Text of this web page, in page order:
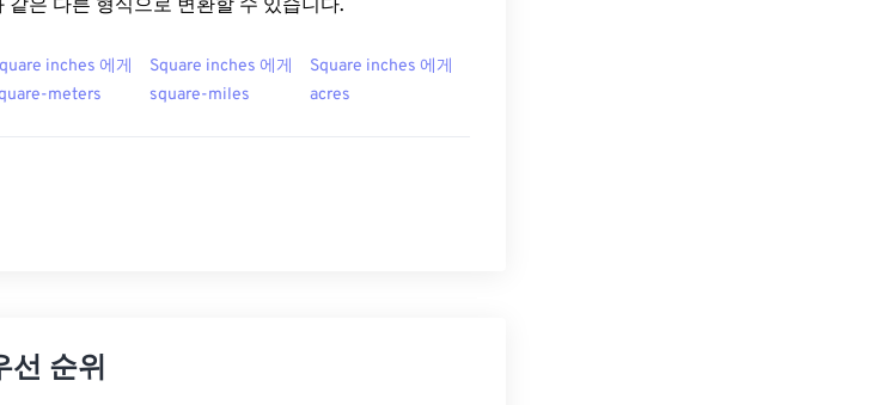
은 다른 형식으로 변환할 수 있습니다.
inches 에게
meters
Square inches 에게
square-miles
Square inches 에게
acres
순위